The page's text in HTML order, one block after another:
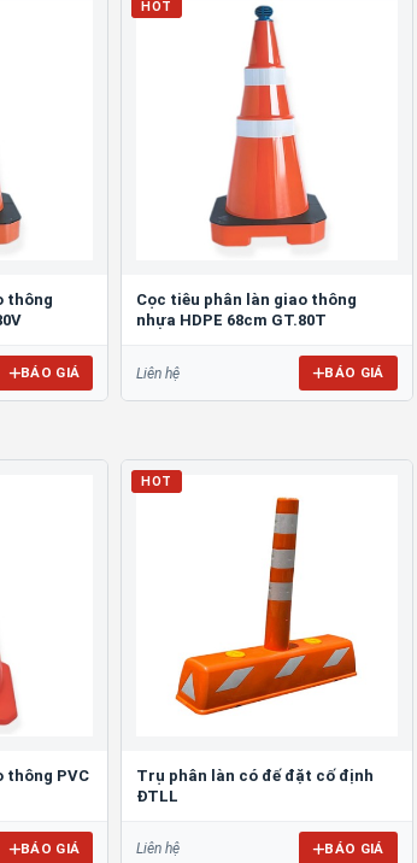
thông
BÁO GIÁ
HOT
Cọc tiêu phân làn giao thông
nhựa HDPE 68cm GT.80T
Liên hệ BÁO GIÁ
thông PVC
BÁO GIÁ
HOT
Trụ phân làn có đế đặt cố định
ĐTLL
Liên hệ BÁO GIÁ